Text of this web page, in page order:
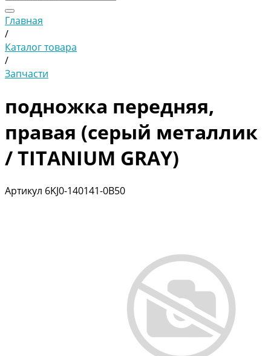
Главная
/
Каталог товара
/
Запчасти
подножка передняя,
правая (серый металлик
/ TITANIUM GRAY)
Артикул 6KJ0-140141-0B50